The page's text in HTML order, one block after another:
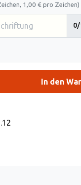
1,00 € pro Zeichen)
0/
Gib denIn den